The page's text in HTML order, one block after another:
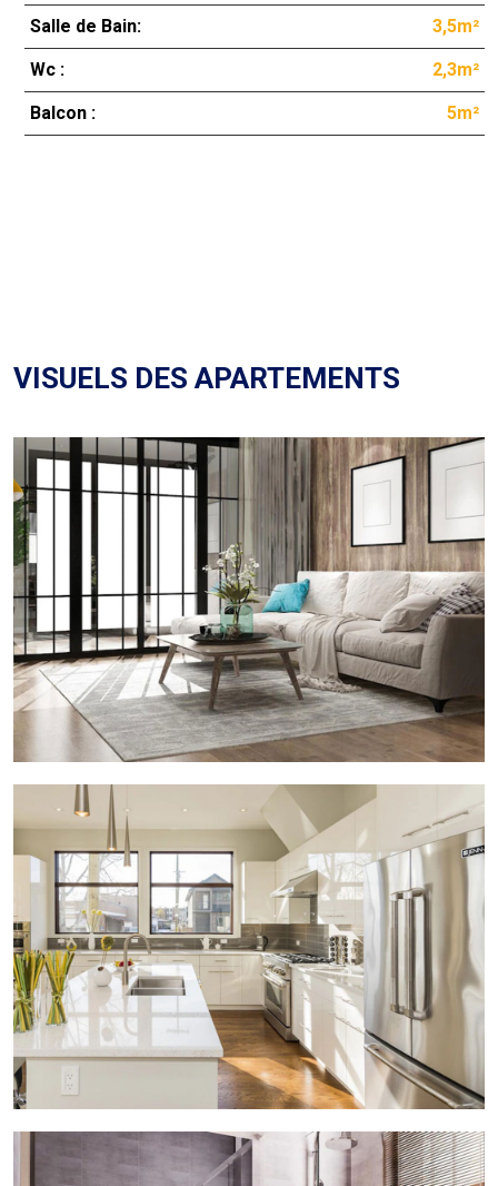
Salle de Bain: 3,5m²
Wc : 2,3m²
Balcon : 5m²
VISUELS DES APARTEMENTS